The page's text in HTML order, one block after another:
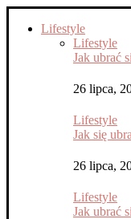
Lifestyle
Lifestyle
Jak ubrać
26 lipca,
Lifestyle
Jak się
26 lipca,
Lifestyle
Jak ubrać